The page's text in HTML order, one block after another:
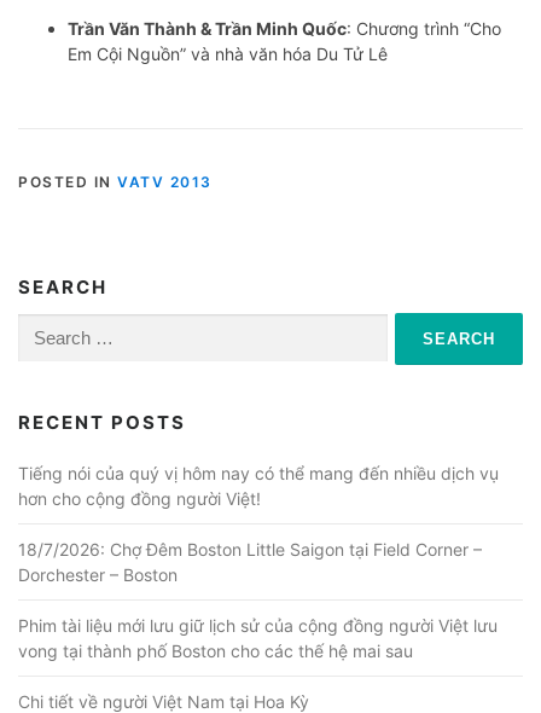
Trần Văn Thành & Trần Minh Quốc: Chương trình “Cho
Em Cội Nguồn” và nhà văn hóa Du Tử Lê
POSTED IN VATV 2013
SEARCH
for:
RECENT POSTS
Tiếng nói của quý vị hôm nay có thể mang đến nhiều dịch vụ
hơn cho cộng đồng người Việt!
18/7/2026: Chợ Đêm Boston Little Saigon tại Field Corner –
Dorchester – Boston
Phim tài liệu mới lưu giữ lịch sử của cộng đồng người Việt lưu
vong tại thành phố Boston cho các thế hệ mai sau
Chi tiết về người Việt Nam tại Hoa Kỳ